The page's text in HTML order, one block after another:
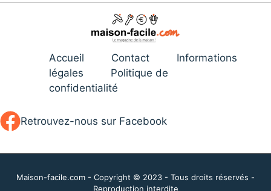
Accueil Contact
Informations
légales
Politique de
confidentialité
Retrouvez-nous sur Facebook
Maison-facile.com - Copyright © 2023 - Tous droits réservés -
Reproduction interdite